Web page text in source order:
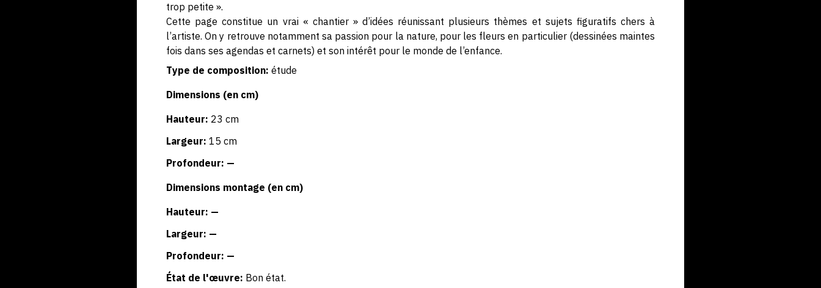
trop petite ».
Cette page constitue un vrai « chantier » d’idées réunissant plusieurs thèmes et sujets figuratifs chers à
l’artiste. On y retrouve notamment sa passion pour la nature, pour les fleurs en particulier (dessinées maintes
fois dans ses agendas et carnets) et son intérêt pour le monde de l’enfance.
Type de composition: étude
Dimensions (en cm)
Hauteur: 23 cm
Largeur: 15 cm
Profondeur: —
Dimensions montage (en cm)
Hauteur: —
Largeur: —
Profondeur: —
État de l'œuvre: Bon état.